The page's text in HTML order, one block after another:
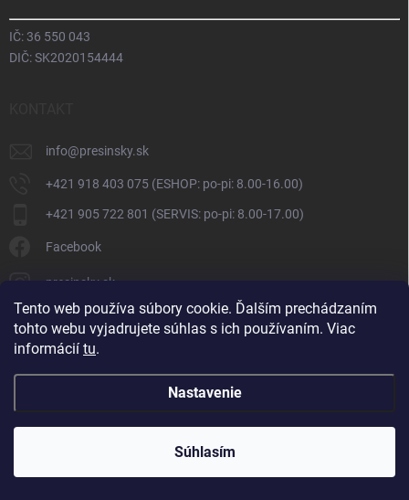
Tento web používa súbory cookie. Ďalším prechádzaním
tohto webu vyjadrujete súhlas s ich používaním. Viac
informácií tu.
Nastavenie
Súhlasím
IČ: 36 550 043
DIČ: SK2020154444
info@presinsky.sk
+421 918 403 075 (ESHOP: po-pi: 8.00-16.00)
+421 905 722 801 (SERVIS: po-pi: 8.00-17.00)
Facebook
presinsky.sk
Presinsky.sk . Všetky práva vyhradené.